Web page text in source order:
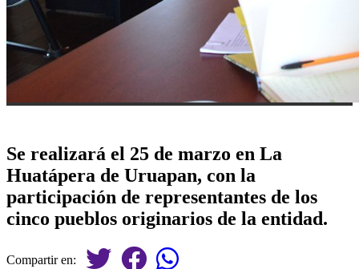
Se realizará el 25 de marzo en La
Huatápera de Uruapan, con la
participación de representantes de los
cinco pueblos originarios de la entidad.
Compartir en: